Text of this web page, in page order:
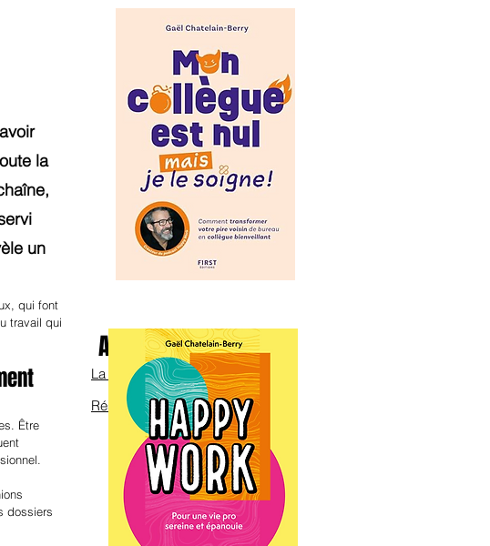
la
un
qui font
travail qui
Être
dossiers
La bande annonce
Avec Bob sur scène
Réservez les billets